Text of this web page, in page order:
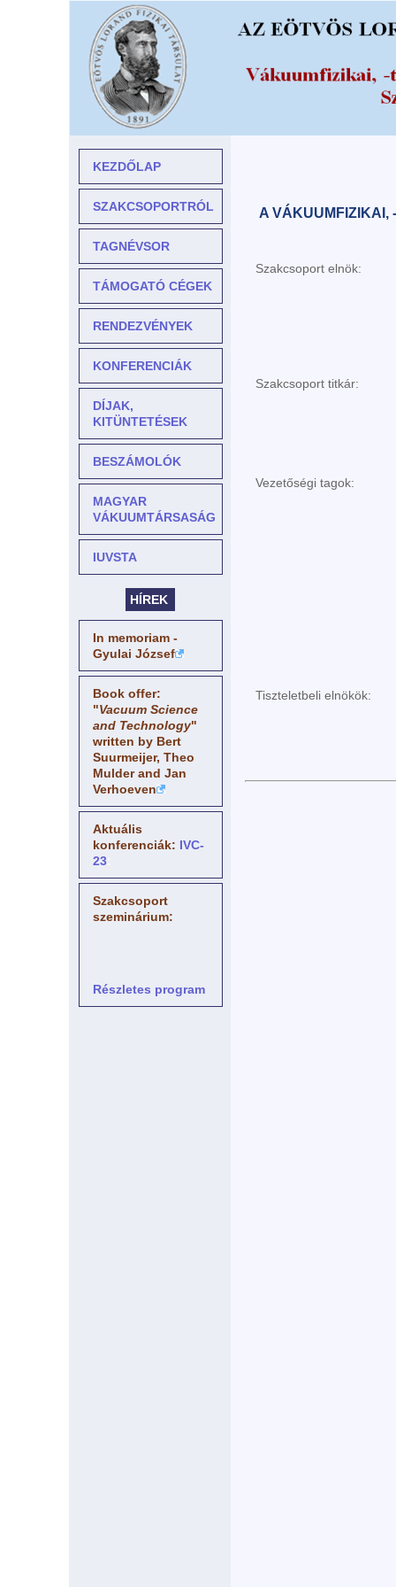
KEZDŐLAP
SZAKCSOPORTRÓL
TAGNÉVSOR
TÁMOGATÓ CÉGEK
RENDEZVÉNYEK
KONFERENCIÁK
DÍJAK,
KITÜNTETÉSEK
BESZÁMOLÓK
MAGYAR
VÁKUUMTÁRSASÁG
IUVSTA
HÍREK
In memoriam -
Gyulai József
Book offer:
"Vacuum Science
and Technology"
written by Bert
Suurmeijer, Theo
Mulder and Jan
Verhoeven
Aktuális
konferenciák: IVC-
23:
Szakcsoport
szeminárium:
Részletes program
A VÁKUUMFIZIKAI,
Szakcsoport elnök:
Szakcsoport titkár:
Vezetőségi tagok:
Tiszteletbeli elnökök: